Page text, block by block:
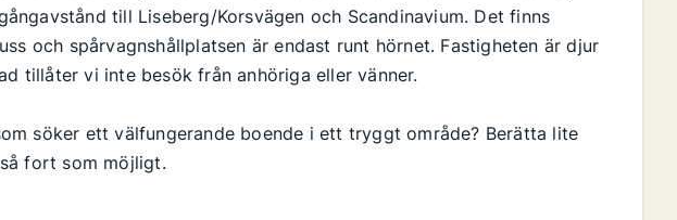
till Liseberg/Korsvägen och Scandinavium. Det finns
och spårvagnshållplatsen är endast runt hörnet. Fastigheten är djur
tillåter vi inte besök från anhöriga eller vänner.
söker ett välfungerande boende i ett tryggt område? Berätta lite
fort som möjligt.